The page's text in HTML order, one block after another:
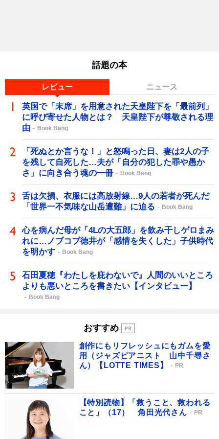
話題の本
レビュー ニュース
英国で「末席」を用意された天皇陛下を「最前列」
に呼び寄せた人物とは？ 天皇陛下が尊敬される理
由
Book Bang
「死ぬとか言うな！」と怒鳴った日、妻は2人の子
を残して自死した…夫が「自分の犯した罪や愚か
さ」に向き合う魂の一冊
Book Bang
舌は欠損、衣服には高放射線…9人の若者が死んだ
「世界一不気味な山岳遭難」に迫る
Book Bang
心を病んだ母が「4Lの大五郎」を飲み干しゲロまみ
れに…ノブコブ徳井が「感情を失くした」子供時代
を明かす
Book Bang
石田夏穂『わたしを庇わないで』人間のいいところ
よりも悪いところを書きたい【インタビュー】
Book Bang
おすすめ
創作にもリフレッシュにもガムを愛
用（ジャズピアニスト 山中千尋さ
ん）【LOTTE TIMES】
PR
【特別読物】「救うこと、救われる
こと」（17） 角田光代さん
PR